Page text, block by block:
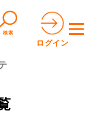
検索
ログイン